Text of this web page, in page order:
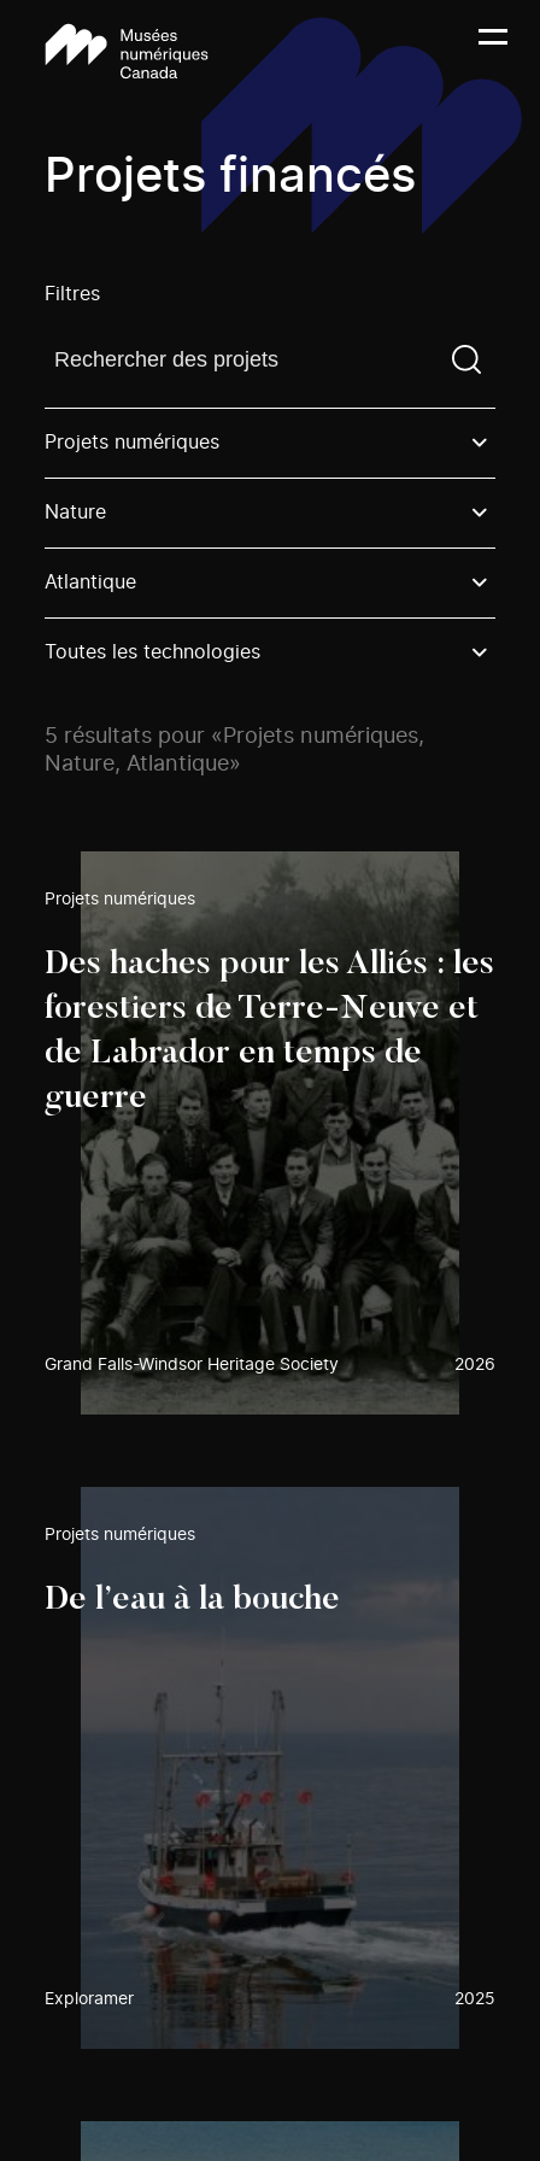
Projets financés
Filtres
Trouvez un projetVous devez saisir un terme de
Projets numériques
Nature
Atlantique
Toutes les technologies
5 résultats pour «Projets numériques,
Nature, Atlantique»
Projets numériques
Des haches pour les Alliés : les
forestiers de Terre-Neuve et
de Labrador en temps de
guerre
Grand Falls-Windsor Heritage Society 2026
Projets numériques
De l’eau à la bouche
Exploramer 2025